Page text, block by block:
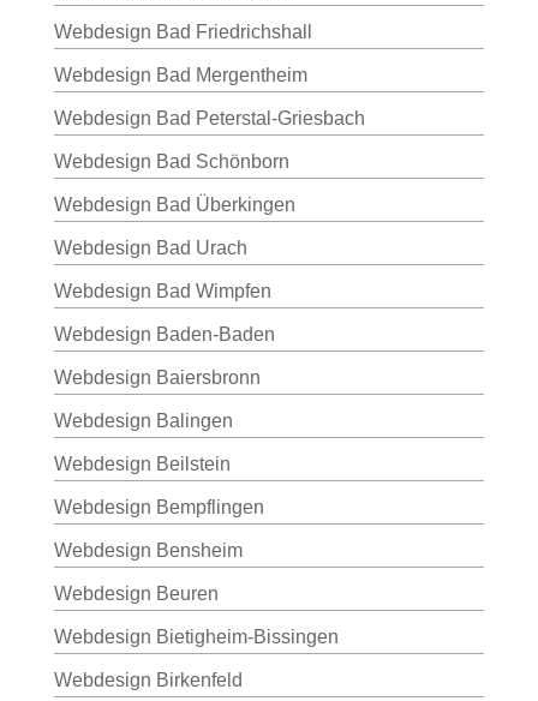
Webdesign Bad Friedrichshall
Webdesign Bad Mergentheim
Webdesign Bad Peterstal-Griesbach
Webdesign Bad Schönborn
Webdesign Bad Überkingen
Webdesign Bad Urach
Webdesign Bad Wimpfen
Webdesign Baden-Baden
Webdesign Baiersbronn
Webdesign Balingen
Webdesign Beilstein
Webdesign Bempflingen
Webdesign Bensheim
Webdesign Beuren
Webdesign Bietigheim-Bissingen
Webdesign Birkenfeld